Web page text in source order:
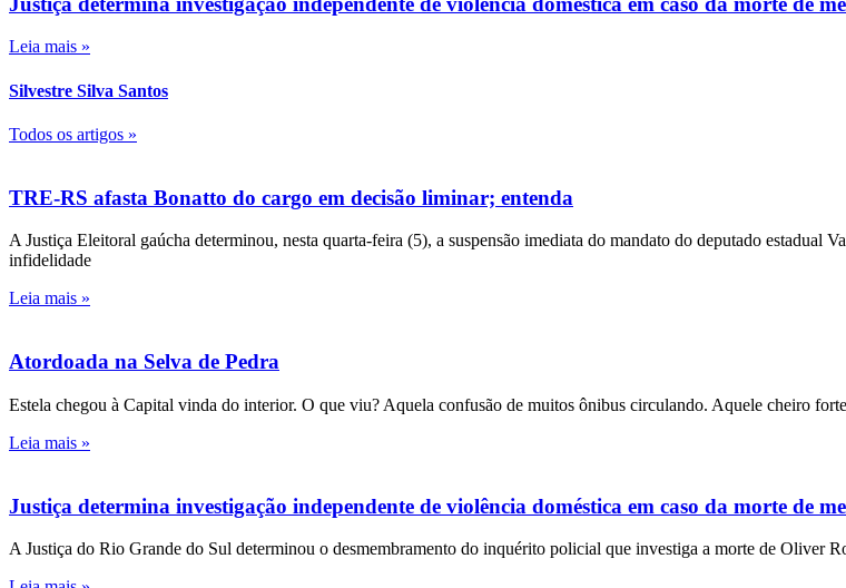
Leia mais »
Silvestre Silva Santos
Todos os artigos »
TRE-RS afasta Bonatto do cargo em decisão liminar; entenda
A Justiça Eleitoral gaúcha determinou, nesta quarta-feira (5), a suspensão imediata do mandato do deputado
infidelidade
Leia mais »
Atordoada na Selva de Pedra
Estela chegou à Capital vinda do interior. O que viu? Aquela confusão de muitos ônibus circulando. Aquele cheiro
Leia mais »
Justiça determina investigação independente de violência doméstica em caso da morte de
A Justiça do Rio Grande do Sul determinou o desmembramento do inquérito policial que investiga a morte de Oliver